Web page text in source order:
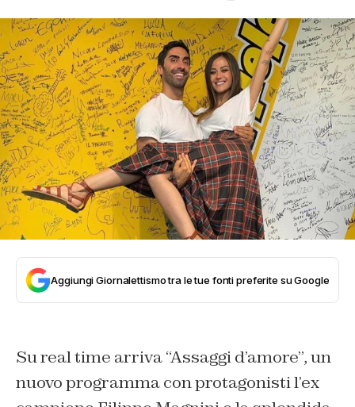
Contatti
Aggiungi Giornalettismo tra le tue fonti preferite su Google
Su real time arriva “Assaggi d’amore”, un
nuovo programma con protagonisti l’ex